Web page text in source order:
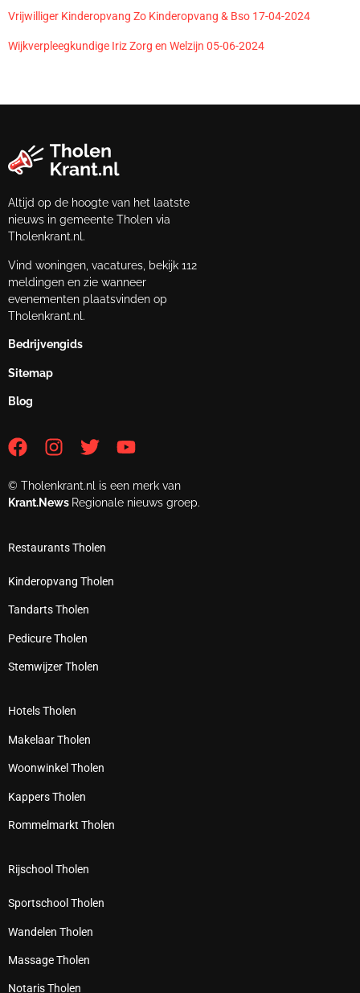
Vrijwilliger Kinderopvang Zo Kinderopvang & Bso 17-04-2024
Wijkverpleegkundige Iriz Zorg en Welzijn 05-06-2024
Altijd op de hoogte van het laatste
nieuws in gemeente Tholen via
Tholenkrant.nl.
Vind woningen, vacatures, bekijk 112
meldingen en zie wanneer
evenementen plaatsvinden op
Tholenkrant.nl.
Bedrijvengids
Sitemap
Blog
© Tholenkrant.nl is een merk van
Krant.News Regionale nieuws groep.
Restaurants Tholen
Kinderopvang Tholen
Tandarts Tholen
Pedicure Tholen
Stemwijzer Tholen
Hotels Tholen
Makelaar Tholen
Woonwinkel Tholen
Kappers Tholen
Rommelmarkt Tholen
Rijschool Tholen
Sportschool Tholen
Wandelen Tholen
Massage Tholen
Notaris Tholen